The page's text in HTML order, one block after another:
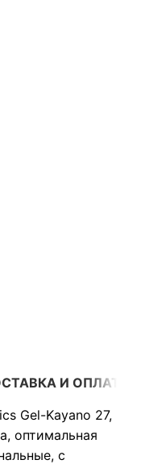
И ОПЛАТА
Gel-Kayano 27,
оптимальная
с